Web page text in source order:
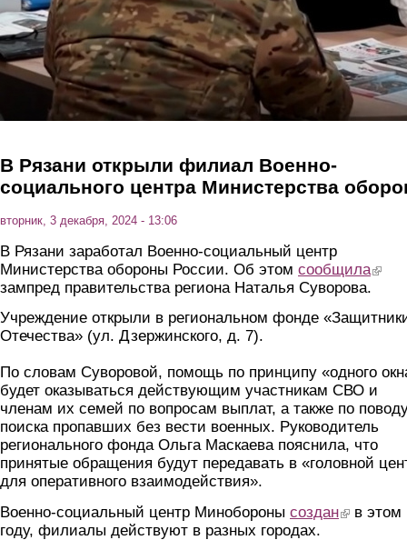
В Рязани открыли филиал Военно-
социального центра Министерства
вторник, 3 декабря, 2024 - 13:06
В Рязани заработал Военно-социальный центр
Министерства обороны России. Об этом сообщила(link
зампред правительства региона Наталья Суворова.
Учреждение открыли в региональном фонде
Отечества» (ул. Дзержинского, д. 7).
По словам Суворовой, помощь по принципу «одного
будет оказываться действующим участникам СВО и
членам их семей по вопросам выплат, а также по
поиска пропавших без вести военных. Руководитель
регионального фонда Ольга Маскаева пояснила, что
принятые обращения будут передавать в «головной
для оперативного взаимодействия».
Военно-социальный центр Минобороны создан(link is
в этом
году, филиалы действуют в разных городах.